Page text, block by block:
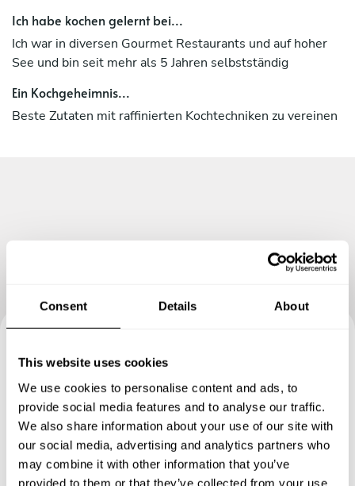
Consent Details About
This website uses cookies
We use cookies to personalise content and ads, to
provide social media features and to analyse our traffic.
We also share information about your use of our site with
our social media, advertising and analytics partners who
may combine it with other information that you’ve
provided to them or that they’ve collected from your use
schaffen. Ich begeistere bei meinen Kochkursen, aber
auch als Privatkoch bei Ihnen zu Hause oder für Ihre
Urlaubsgäste. Als exklusiver Caterer für kleine, aber auch
Das Ganze wird durch einen Online Genussshop
abgerundet. Lust auf gemeinsamen Genuss? Dann sind
Ich habe kochen gelernt bei...
Ich war in diversen Gourmet Restaurants und auf hoher
See und bin seit mehr als 5 Jahren selbstständig
Ein Kochgeheimnis...
Beste Zutaten mit raffinierten Kochtechniken zu vereinen
Buchen Sie Ihre Erfahrung mit
Imran
Geben Sie die Details Ihrer Wünsche an und der
Küchenchef sendet Ihnen ein individuell auf Sie
zugeschnittenes Menü.